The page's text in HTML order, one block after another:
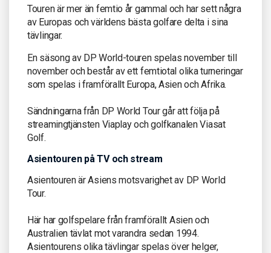
Touren är mer än femtio år gammal och har sett några
av Europas och världens bästa golfare delta i sina
tävlingar.
En säsong av DP World-touren spelas november till
november och består av ett femtiotal olika turneringar
som spelas i framförallt Europa, Asien och Afrika.
Sändningarna från DP World Tour går att följa på
streamingtjänsten Viaplay och golfkanalen Viasat
Golf.
Asientouren på TV och stream
Asientouren är Asiens motsvarighet av DP World
Tour.
Här har golfspelare från framförallt Asien och
Australien tävlat mot varandra sedan 1994.
Asientourens olika tävlingar spelas över helger,